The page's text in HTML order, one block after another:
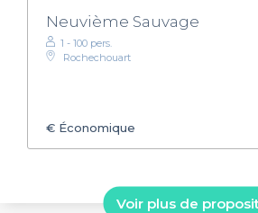
Neuvième Sauvage
1 - 100 pers.
Rochechouart
€ Économique
Voir plus de